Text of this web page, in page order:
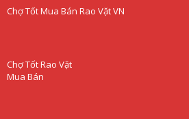
Chợ Tốt Mua Bán Rao Vặt VN
Chợ Tốt Rao Vặt
Mua Bán